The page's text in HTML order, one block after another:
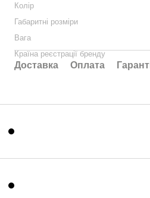
Колір
Габаритні розміри
Вага
Країна реєстрації бренду
Доставка Оплата